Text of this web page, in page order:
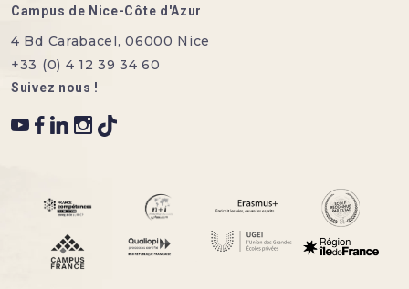
Campus de Nice-Côte d'Azur
4 Bd Carabacel, 06000 Nice
+33 (0) 4 12 39 34 60
Suivez nous !